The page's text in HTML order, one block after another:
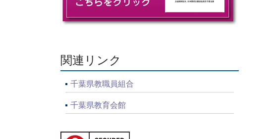
関連リンク
千葉県教職員組合
千葉県教育会館